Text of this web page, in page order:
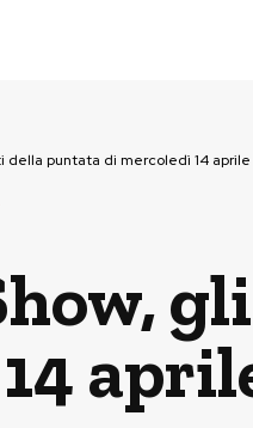
della puntata di mercoledì 14 aprile